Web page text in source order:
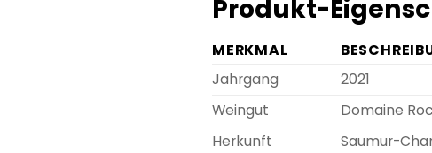
Produkt-
MERKMAL
Jahrgang
2021
Weingut
Domaine
Herkunft
Saumur-